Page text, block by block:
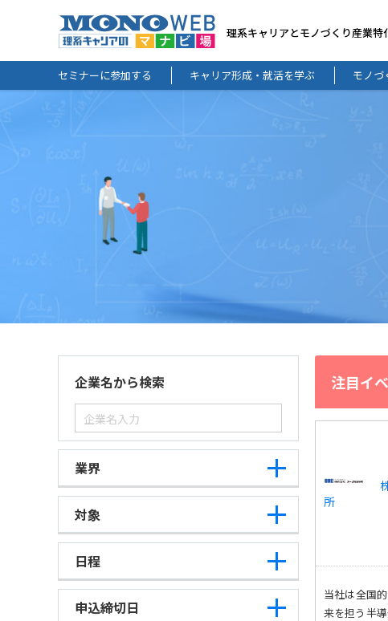
理系キャリアとモノづくり産業特
セミナーに参加する キャリア形成・就活を学ぶ モノづ
企業名から検索
業界
対象
日程
申込締切日
注目イ
所
当社は全国
来を担う半